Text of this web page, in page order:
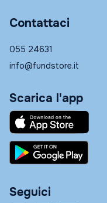
Contattaci
055 24631
info@fundstore.it
Scarica l'app
Seguici